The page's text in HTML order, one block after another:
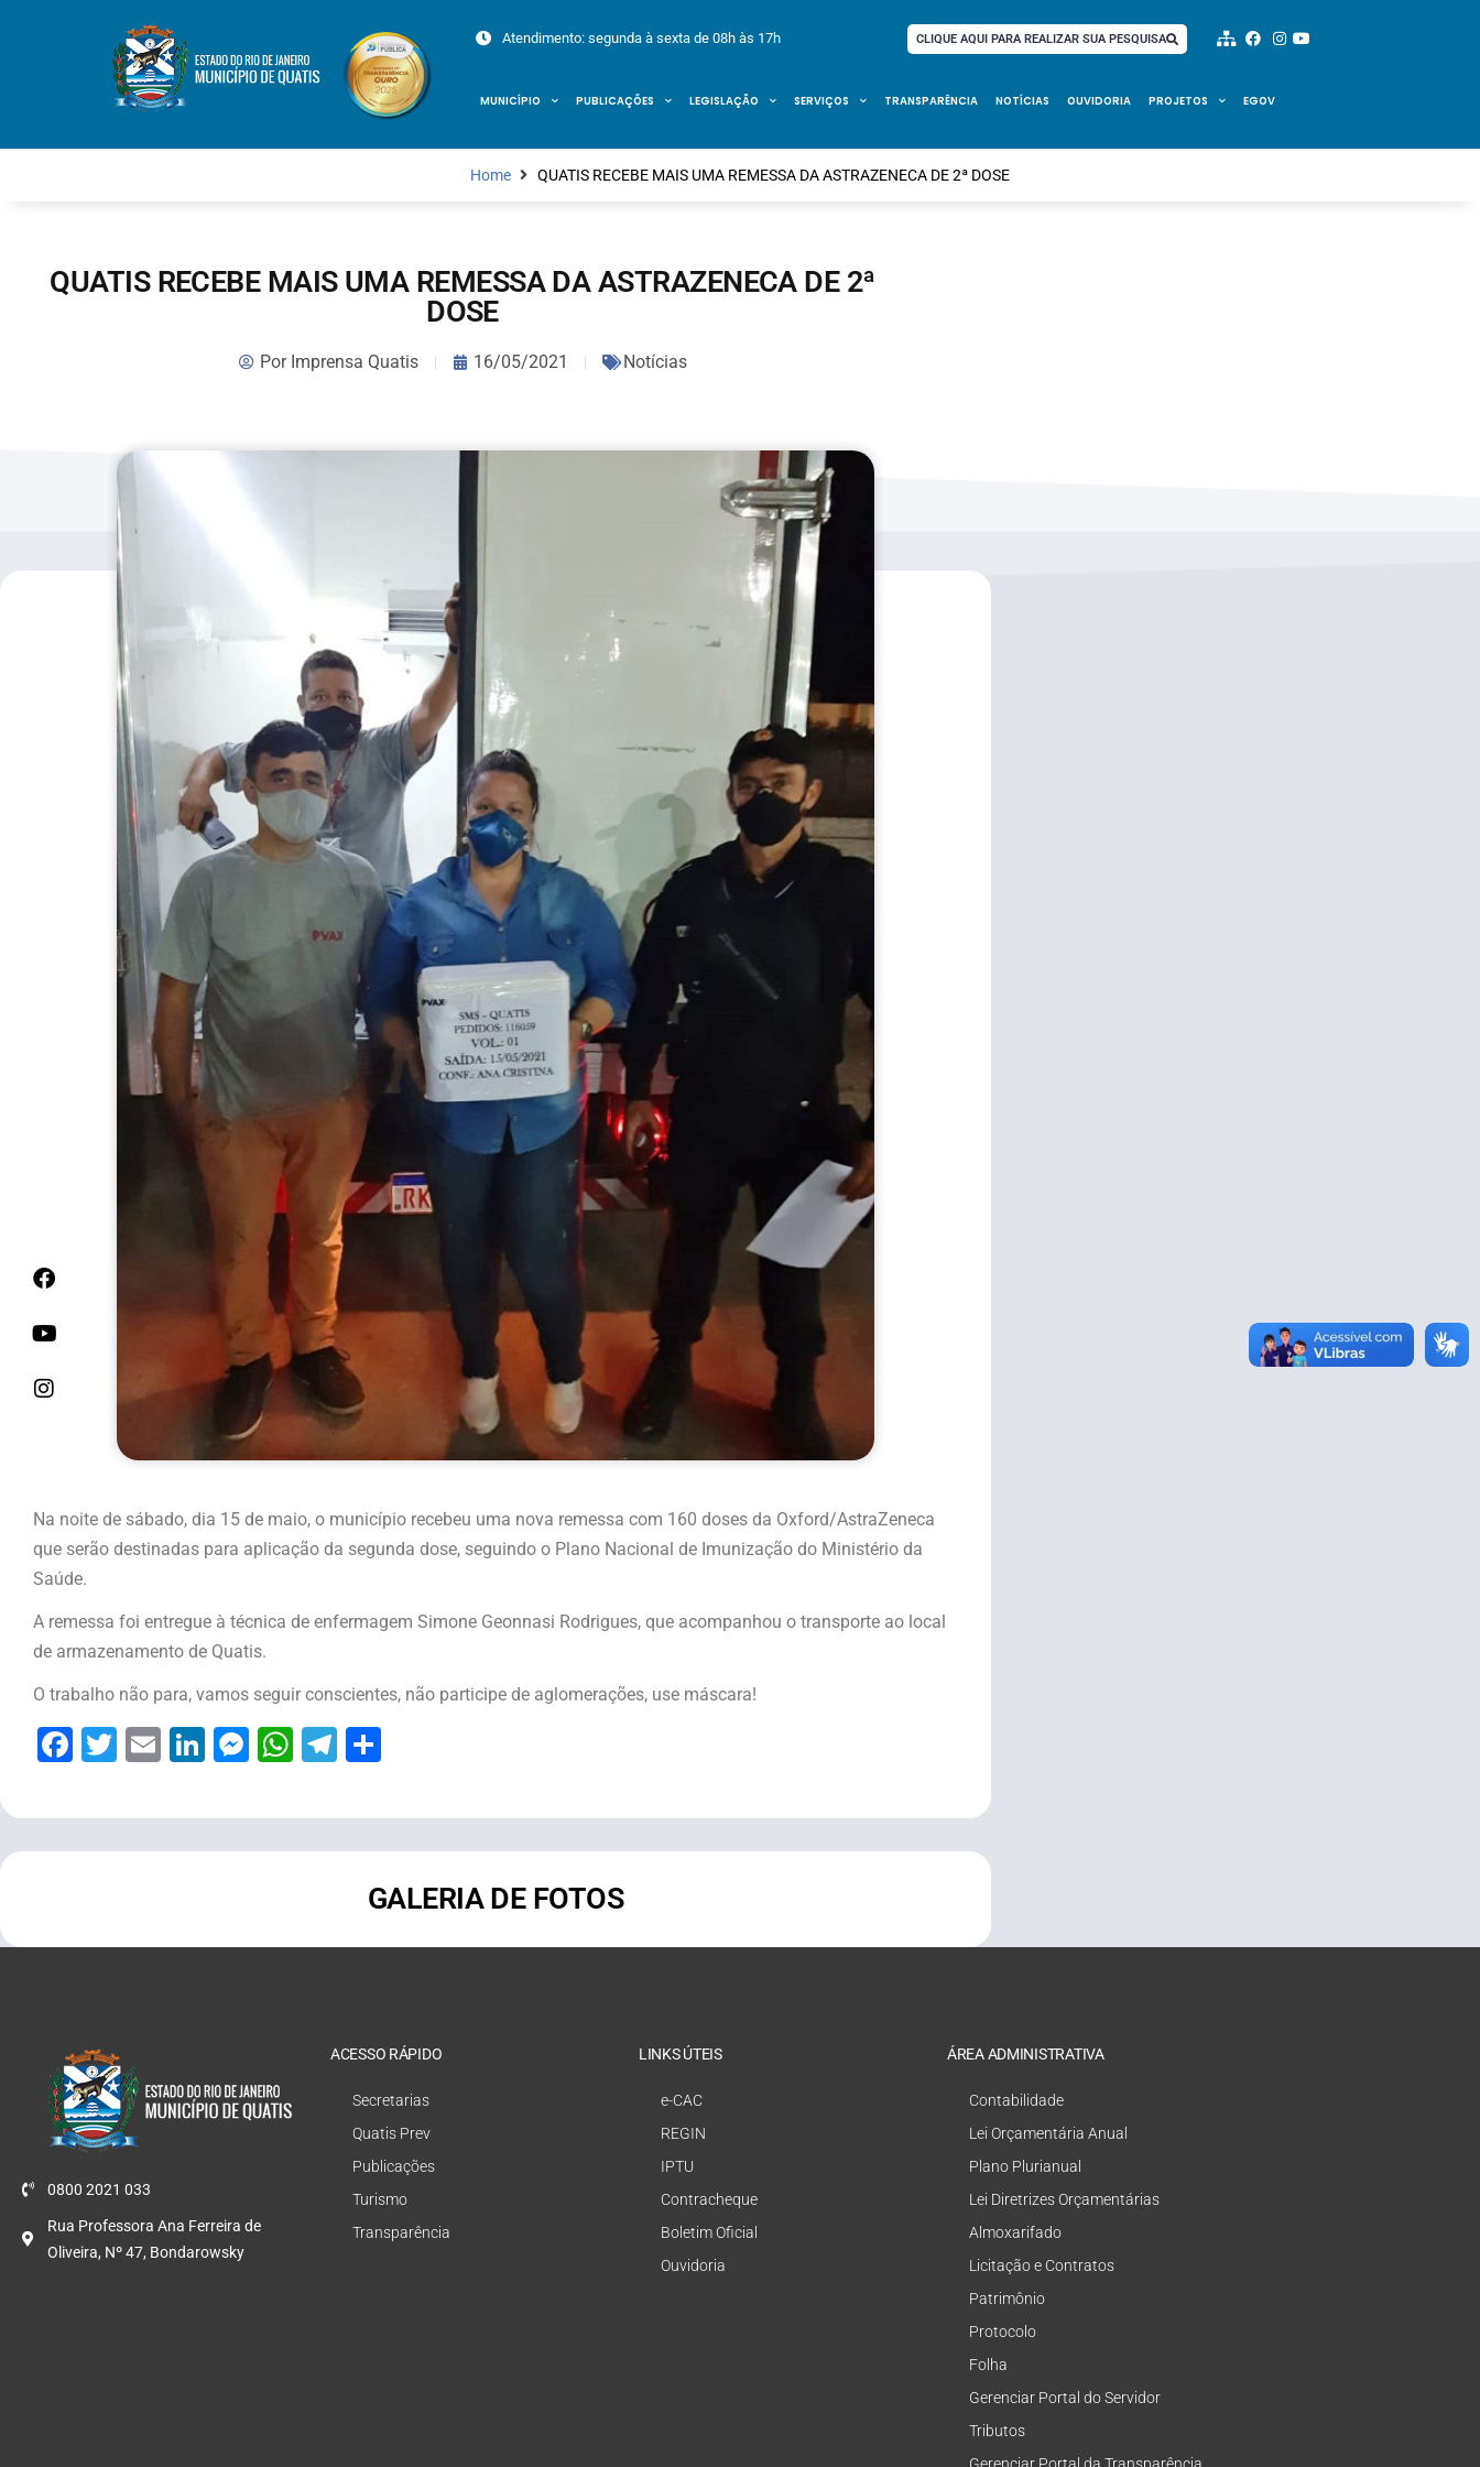
Atendimento: segunda à sexta de 08h às 17h CLIQUE AQUI PARA REALIZAR SUA PESQUISA
MUNICÍPIO PUBLICAÇÕES LEGISLAÇÃO SERVIÇOS TRANSPARÊNCIA NOTÍCIAS OUVIDORIA PROJETOS EGOV
Home QUATIS RECEBE MAIS UMA REMESSA DA ASTRAZENECA DE 2ª DOSE
QUATIS RECEBE MAIS UMA REMESSA DA ASTRAZENECA DE 2ª
DOSE
PorImprensa Quatis 16/05/2021 Notícias
Na noite de sábado, dia 15 de maio, o município recebeu uma nova remessa com 160 doses da Oxford/AstraZeneca
que serão destinadas para aplicação da segunda dose, seguindo o Plano Nacional de Imunização do Ministério da
Saúde.
A remessa foi entregue à técnica de enfermagem Simone Geonnasi Rodrigues, que acompanhou o transporte ao local
de armazenamento de Quatis.
O trabalho não para, vamos seguir conscientes, não participe de aglomerações, use máscara!
Facebook
Twitter
EmailLinkedIn
Messenger
WhatsApp
Telegram
GALERIA DE FOTOS
0800 2021 033
Rua Professora Ana Ferreira de
Oliveira, Nº 47, Bondarowsky
ACESSO RÁPIDO
Secretarias
Quatis Prev
Publicações
Turismo
Transparência
LINKS ÚTEIS
e-CAC
REGIN
IPTU
Contracheque
Boletim Oficial
Ouvidoria
ÁREA ADMINISTRATIVA
Contabilidade
Lei Orçamentária Anual
Plano Plurianual
Lei Diretrizes Orçamentárias
Almoxarifado
Licitação e Contratos
Patrimônio
Protocolo
Folha
Gerenciar Portal do Servidor
Tributos